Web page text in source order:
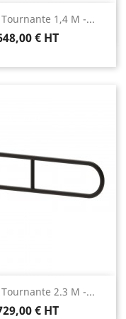
1,4 M -...
€ HT
rapide
2.3 M -...
€ HT
rapide